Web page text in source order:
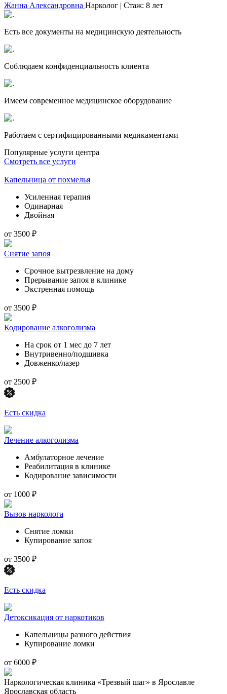
Жанна Александровна Нарколог | Стаж: 8 лет
Есть все документы на медицинскую деятельность
Соблюдаем конфиденциальность клиента
Имеем современное медицинское оборудование
Работаем с сертифицированными медикаментами
Популярные услуги центра
Смотреть все услуги
Капельница от похмелья
Усиленная терапия
Одинарная
Двойная
от 3500 ₽
Снятие запоя
Срочное вытрезвление на дому
Прерывание запоя в клинике
Экстренная помощь
от 3500 ₽
Кодирование алкоголизма
На срок от 1 мес до 7 лет
Внутривенно/подшивка
Довженко/лазер
от 2500 ₽
Есть скидка
Лечение алкоголизма
Амбулаторное лечение
Реабилитация в клинике
Кодирование зависимости
от 1000 ₽
Вызов нарколога
Снятие ломки
Купирование запоя
от 3500 ₽
Есть скидка
Детоксикация от наркотиков
Капельницы разного действия
Купирование ломки
от 6000 ₽
Наркологическая клиника «Трезвый шаг» в Ярославле
Ярославская область